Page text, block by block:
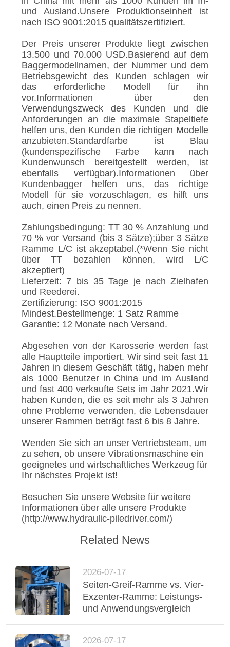
und Ausland.Unsere Produktionseinheit ist
nach ISO 9001:2015 qualitätszertifiziert.
Der Preis unserer Produkte liegt zwischen
13.500 und 70.000 USD.Basierend auf dem
Baggermodellnamen, der Nummer und dem
Betriebsgewicht des Kunden schlagen wir
das erforderliche Modell für ihn
vor.Informationen über den
Verwendungszweck des Kunden und die
Anforderungen an die maximale Stapeltiefe
helfen uns, den Kunden die richtigen Modelle
anzubieten.Standardfarbe ist Blau
(kundenspezifische Farbe kann nach
Kundenwunsch bereitgestellt werden, ist
ebenfalls verfügbar).Informationen über
Kundenbagger helfen uns, das richtige
Modell für sie vorzuschlagen, es hilft uns
auch, einen Preis zu nennen.
Zahlungsbedingung: TT 30 % Anzahlung und
70 % vor Versand (bis 3 Sätze);über 3 Sätze
Ramme L/C ist akzeptabel.(*Wenn Sie nicht
über TT bezahlen können, wird L/C
akzeptiert)
Lieferzeit: 7 bis 35 Tage je nach Zielhafen
und Reederei.
Zertifizierung: ISO 9001:2015
Mindest.Bestellmenge: 1 Satz Ramme
Garantie: 12 Monate nach Versand.
Abgesehen von der Karosserie werden fast
alle Hauptteile importiert. Wir sind seit fast 11
Jahren in diesem Geschäft tätig, haben mehr
als 1000 Benutzer in China und im Ausland
und fast 400 verkaufte Sets im Jahr 2021.Wir
haben Kunden, die es seit mehr als 3 Jahren
ohne Probleme verwenden, die Lebensdauer
unserer Rammen beträgt fast 6 bis 8 Jahre.
Wenden Sie sich an unser Vertriebsteam, um
zu sehen, ob unsere Vibrationsmaschine ein
geeignetes und wirtschaftliches Werkzeug für
Ihr nächstes Projekt ist!
Besuchen Sie unsere Website für weitere
Informationen über alle unsere Produkte
(http://www.hydraulic-piledriver.com/)
Related News
2026-07-17
Seiten-Greif-Ramme vs. Vier-
Exzenter-Ramme: Leistungs-
und Anwendungsvergleich
2026-07-17